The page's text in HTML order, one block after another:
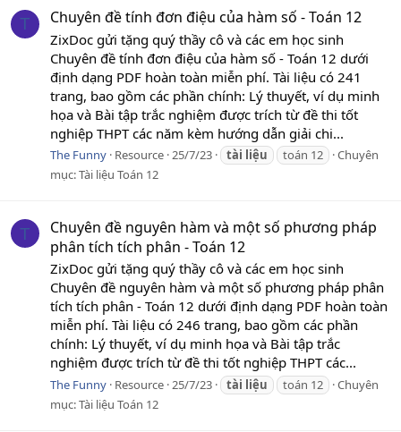
T Chuyên đề tính đơn điệu của hàm số - Toán 12
ZixDoc gửi tặng quý thầy cô và các em học sinh
Chuyên đề tính đơn điệu của hàm số - Toán 12 dưới
định dạng PDF hoàn toàn miễn phí. Tài liệu có 241
trang, bao gồm các phần chính: Lý thuyết, ví dụ minh
họa và Bài tập trắc nghiệm được trích từ đề thi tốt
nghiệp THPT các năm kèm hướng dẫn giải chi...
The Funny Resource 25/7/23 tài liệu toán 12
Chuyên
mục:Tài liệu Toán 12
T
Chuyên đề nguyên hàm và một số phương pháp
phân tích tích phân - Toán 12
ZixDoc gửi tặng quý thầy cô và các em học sinh
Chuyên đề nguyên hàm và một số phương pháp phân
tích tích phân - Toán 12 dưới định dạng PDF hoàn toàn
miễn phí. Tài liệu có 246 trang, bao gồm các phần
chính: Lý thuyết, ví dụ minh họa và Bài tập trắc
nghiệm được trích từ đề thi tốt nghiệp THPT các...
The Funny Resource 25/7/23 tài liệu toán 12
Chuyên
mục:Tài liệu Toán 12